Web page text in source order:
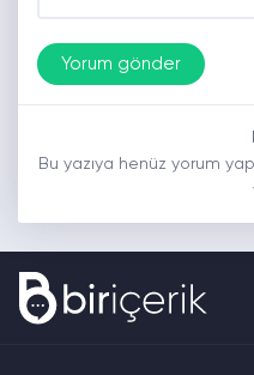
Bu yazıya henüz yorum